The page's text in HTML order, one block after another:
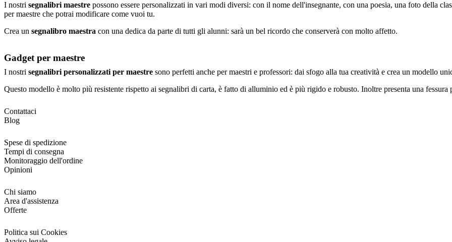
I nostri segnalibri maestre possono essere personalizzati in vari modi diversi: con il nome dell'insegnante, con una poesia, una foto della
per maestre che potrai modificare come vuoi tu.
Crea un segnalibro maestra con una dedica da parte di tutti gli alunni: sarà un bel ricordo che conserverà con molto affetto.
Gadget per maestre
I nostri segnalibri personalizzati per maestre sono perfetti anche per maestri e professori: dai sfogo alla tua creatività e crea un modello
Questo modello è molto più resistente rispetto ai segnalibri di carta, è fatto di alluminio ed è più rigido e robusto. Inoltre presenta una fessura
Contattaci
Blog
Spese di spedizione
Tempi di consegna
Monitoraggio dell'ordine
Opinioni
Chi siamo
Area d'assistenza
Offerte
Politica sui Cookies